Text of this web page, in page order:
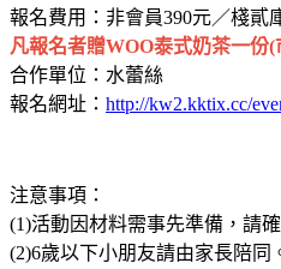
報名費用：非會員390元／棧貳
凡報名者贈WOO泰式奶茶一份(
合作單位：水蕾絲
報名網址： http://kw2.kktix.cc/
注意事項：
(1)活動因材料需事先準備，請
(2)6歲以下小朋友請由家長陪同